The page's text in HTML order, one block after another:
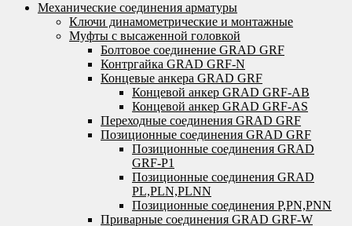
Механические соединения арматуры
Ключи динамометрические и монтажные
Муфты с высаженной головкой
Болтовое соединение GRAD GRF
Контргайка GRAD GRF-N
Концевые анкера GRAD GRF
Концевой анкер GRAD GRF-AB
Концевой анкер GRAD GRF-AS
Переходные соединения GRAD GRF
Позиционные соединения GRAD GRF
Позиционные соединения GRAD
GRF-P1
Позиционные соединения GRAD
PL,PLN,PLNN
Позиционные соединения P,PN,PNN
Приварные соединения GRAD GRF-W